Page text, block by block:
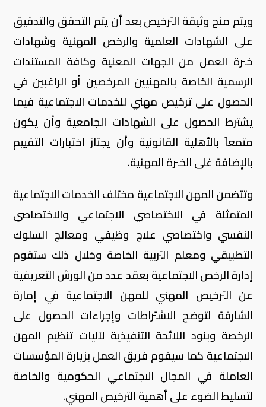
ويتم منح وثيقة الترخيص بعد أن يتم التحقق والتدقيق
على الشهادات العلمية والرخص المهنية وشهادات
خبرة العمل من الجهات المعنية وكافة المستندات
الرسمية الخاصة بالمهنيين المرخصين أو الراغبين في
الحصول على ترخيص مهني للخدمات الاجتماعية فيما
يشترط الحصول على الشهادات الجامعية وأن يكون
متمعاً بالأهلية القانونية وأن يجتاز اختبارات التقييم
بالإضافة غلى الخبرة المهنية.
وتتضمن المهن الاجتماعية مختلف الخدمات الاجتماعية
المتمثلة في الاختصاصي الاجتماعي والاختصاصي
النفسي واختصاصي علاج وظيفي ومعالج السلوك
التطبيقي ومعلم التربية الخاصة وخلال ذلك ستقوم
إدارة الرخص الاجتماعية بعقد عدد من الورش التعريفية
عن الترخيص المهني للمهن الاجتماعية في إمارة
الشارقة لتوضح الاشتراطات وإجراءات الحصول على
الرخصة وبنود اللائحة التنفيذية لآليات تنظيم المهن
الاجتماعية كما سيقوم فريق العمل بزيارة المؤسسات
العاملة في المجال الاجتماعي الحكومية والخاصة
لتسليط الضوء على أهمية الترخيص المهني.